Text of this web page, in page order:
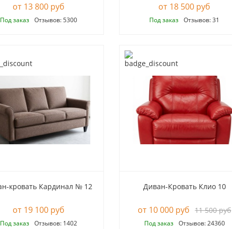
13 800 руб
Под заказ Отзывов: 5300
18 500 руб
Под заказ Отзывов: 31
кровать Кардинал № 12
19 100 руб
Под заказ Отзывов: 1402
Диван-Кровать Клио 10
10 000 руб 11 500 руб
Под заказ Отзывов: 24360